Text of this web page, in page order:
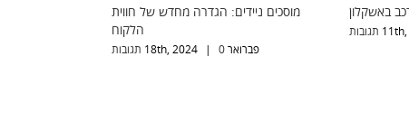
מוסכים ניידים: הגדרה פריצה, ניתוק וביטול קודן לרכב באשקלון